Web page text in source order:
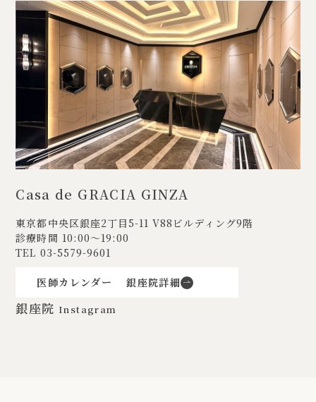
Casa de GRACIA GINZA
東京都中央区銀座2丁目5-11V88ビルディング9階
診療時間 10:00〜19:00
TEL 03-5579-9601
医師カレンダー 銀座院詳細
銀座院 Instagram